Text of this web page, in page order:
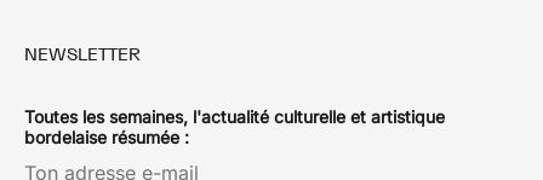
NEWSLETTER
Toutes les semaines, l'actualité culturelle et artistique
bordelaise résumée :